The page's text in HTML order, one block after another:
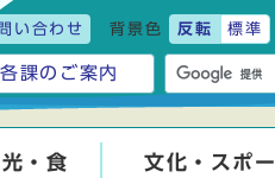
い合わせ 背景色 反転 標準
各課のご案内
・食
文化・スポー